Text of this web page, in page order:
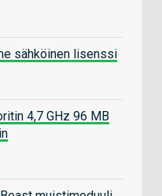
sähköinen lisenssi
4,7 GHz 96 MB